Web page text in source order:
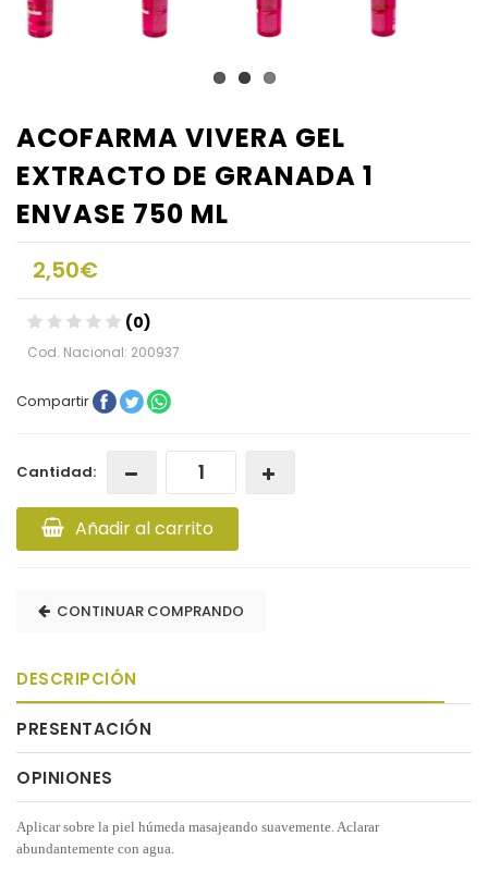
ACOFARMA VIVERA GEL
EXTRACTO DE GRANADA 1
ENVASE 750 ML
2,50€
(0)
Cod. Nacional: 200937
Compartir
Cantidad:
Añadir al carrito
CONTINUAR COMPRANDO
DESCRIPCIÓN
PRESENTACIÓN
OPINIONES
Aplicar sobre la piel húmeda masajeando suavemente. Aclarar
abundantemente con agua.